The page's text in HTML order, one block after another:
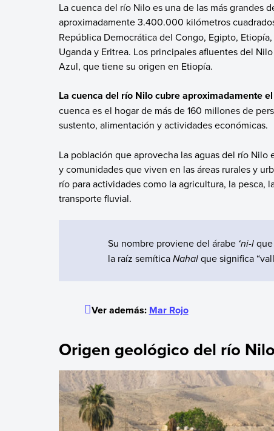
La cuenca del río Nilo es una de las más grandes
aproximadamente 3.400.000 kilómetros
República Democrática del Congo, Egipto,
Uganda y Eritrea. Los principales afluentes del
Azul, que tiene su origen en Etiopía.
La cuenca del río Nilo cubre aproximadamente
cuenca es el hogar de más de 160 millones de
sustento, alimentación y actividades económicas.
La población que aprovecha las aguas del río
y comunidades que viven en las áreas rurales y
río para actividades como la agricultura, la
transporte fluvial.
Su nombre proviene del árabe ‘ni-lque
la raíz semíticaNahalque significa
Ver además: Mar Rojo
Origen geológico del río Nilo